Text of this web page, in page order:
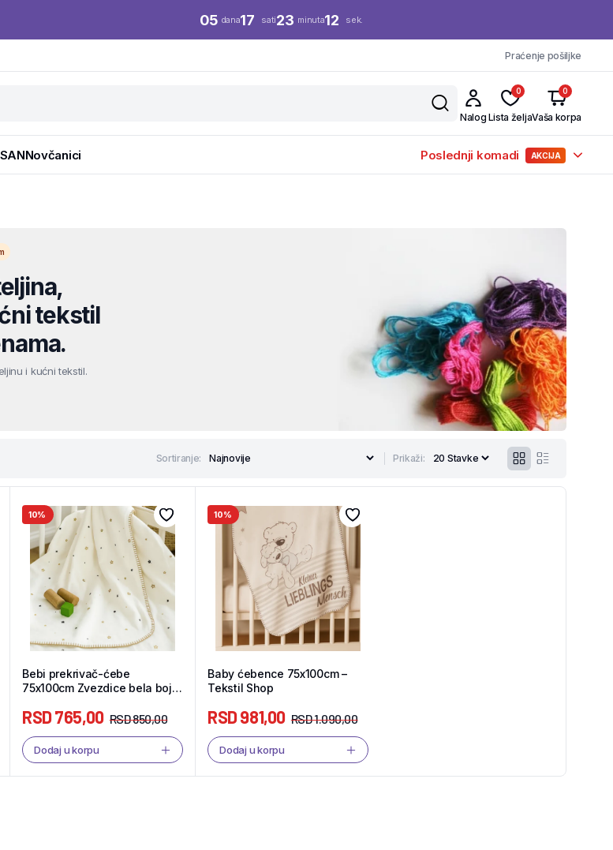
05 dana17 sati23 minuta12 sek.
Praćenje pošiljke
Nalog
0
Lista želja
0
Vaša korpa
Novčanici Poslednji komadi AKCIJA
tekstil
i kućni tekstil.
Sortiranje: Prikaži:
10%
Bebi prekrivač-ćebe
75x100cm Zvezdice bela boja
RSD850,00
RSD765,00
Dodaj u korpu
10%
Baby ćebence 75x100cm –
Tekstil Shop
RSD1.090,00
RSD981,00
Dodaj u korpu